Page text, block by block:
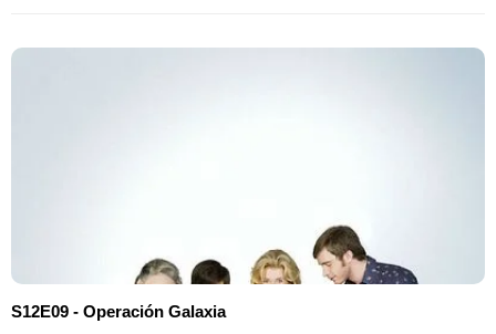
S12E09 - Operación Galaxia